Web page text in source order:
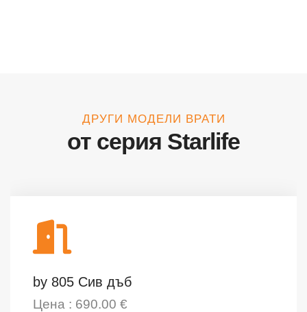
ДРУГИ МОДЕЛИ ВРАТИ
от серия Starlife
by 805 Сив дъб
Цена : 690.00 €